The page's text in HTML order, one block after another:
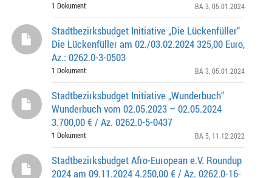
1 Dokument BA 3 , 05.01.2024
Stadtbezirksbudget Initiative „Die Lückenfüller“
Die Lückenfüller am 02./03.02.2024 325,00 Euro,
Az.: 0262.0-3-0503
1 Dokument BA 3 , 05.01.2024
Stadtbezirksbudget Initiative „Wunderbuch“
Wunderbuch vom 02.05.2023 – 02.05.2024
3.700,00 € / Az. 0262.0-5-0437
1 Dokument BA 5 , 11.12.2022
Stadtbezirksbudget Afro-European e.V. Roundup
2024 am 09.11.2024 4.250,00 € / Az. 0262.0-16-